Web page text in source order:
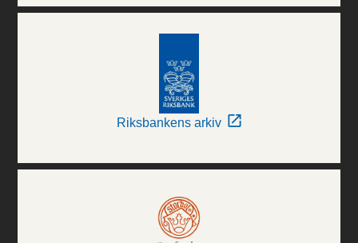
Riksbankens arkiv